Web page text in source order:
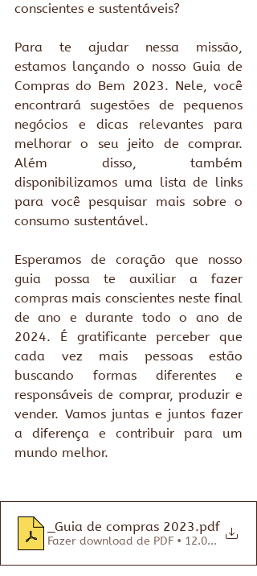
conscientes e sustentáveis?
Para te ajudar nessa missão,
estamos lançando o nosso Guia de
Compras do Bem 2023. Nele, você
encontrará sugestões de pequenos
negócios e dicas relevantes para
melhorar o seu jeito de comprar.
Além disso, também
disponibilizamos uma lista de links
para você pesquisar mais sobre o
consumo sustentável.
Esperamos de coração que nosso
guia possa te auxiliar a fazer
compras mais conscientes neste final
de ano e durante todo o ano de
2024. É gratificante perceber que
cada vez mais pessoas estão
buscando formas diferentes e
responsáveis de comprar, produzir e
vender. Vamos juntas e juntos fazer
a diferença e contribuir para um
mundo melhor.
_Guia de compras 2023.pdf
Fazer download de PDF • 12.06MB